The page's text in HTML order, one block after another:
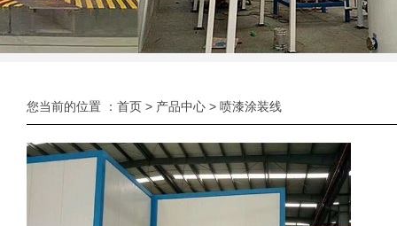
您当前的位置 ： 首页 > 产品中心 > 喷漆涂装线